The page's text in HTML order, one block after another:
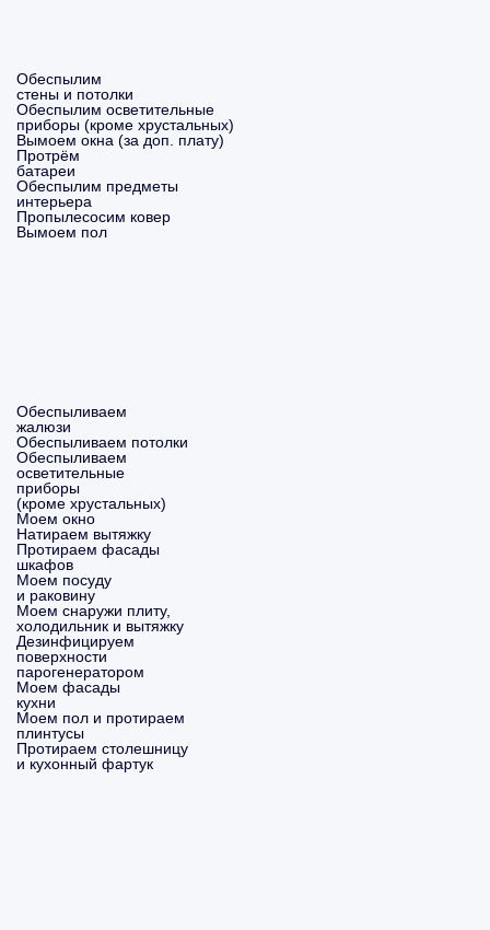
Обеспылим
стены и потолки
Обеспылим осветительные
приборы (кроме хрустальных)
Вымоем окна (за доп. плату)
Протрём
батареи
Обеспылим предметы
интерьера
Пропылесосим ковер
Вымоем пол
Обеспыливаем
жалюзи
Обеспыливаем потолки
Обеспыливаем
осветительные
приборы
(кроме хрустальных)
Моем окно
Натираем вытяжку
Протираем фасады
шкафов
Моем посуду
и раковину
Моем снаружи плиту,
холодильник и вытяжку
Дезинфицируем
поверхности
парогенератором
Моем фасады
кухни
Моем пол и протираем
плинтусы
Протираем столешницу
и кухонный фартук